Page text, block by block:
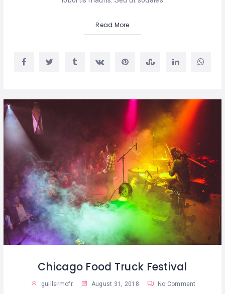
Read More
Chicago Food Truck Festival
guillermofr August 31, 2018 No Comment